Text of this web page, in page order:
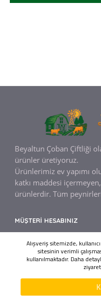
Beyaltun Çoban Çiftliği
ürünler üretiyoruz.
Ürünlerimiz ev yapımı
katkı maddesi
ürünlerdir. Tüm
MÜŞTERI HESABINIZ
MÜŞTERI HIZMETLERI
Tasarım ve
Alışveriş sitemizde,
sitesinin verimli
kullanılmaktadır. Daha